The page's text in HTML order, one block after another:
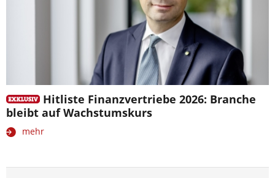
Hitliste Finanzvertriebe 2026: Branche
bleibt auf Wachstumskurs
mehr